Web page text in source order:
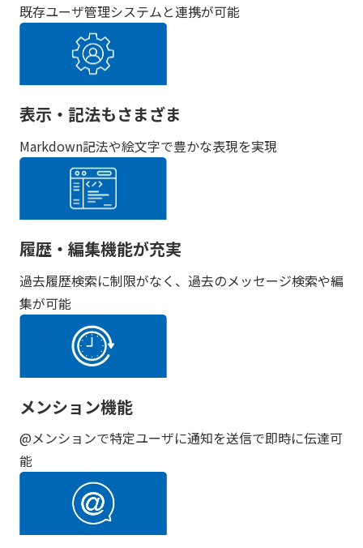
既存ユーザ管理システムと連携が可能
表示・記法もさまざま
Markdown記法や絵文字で豊かな表現を実現
履歴・編集機能が充実
過去履歴検索に制限がなく、過去のメッセージ検索や編
集が可能
メンション機能
@メンションで特定ユーザに通知を送信で即時に伝達可
能